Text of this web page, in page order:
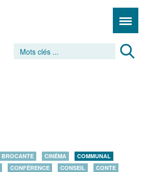
BROCANTE CINÉMA
COMMUNAL
CONFÉRENCE CONSEIL
CONTE